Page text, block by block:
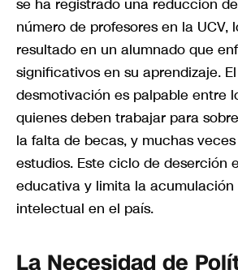
se ha registrado una reducción
número de profesores en la UCV,
resultado en un alumnado que
significativos en su aprendizaje.
desmotivación es palpable entre
quienes deben trabajar para
la falta de becas, y muchas
estudios. Este ciclo de deserción
educativa y limita la
intelectual en el país.
La Necesidad de